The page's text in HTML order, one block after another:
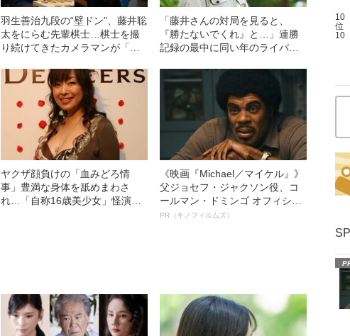
羽生善治九段の“壁ドン”、藤井聡
太をにらむ先輩棋士…棋士を撮
り続けてきたカメラマンが「忘
「藤井さんの対局を見ると、
『勝たないでくれ』と…」連勝
記録の最中に同い年のライバル
ヤクザ顔負けの「血みどろ情
事」豊満な身体を舐めまわさ
れ…「自称16歳美少女」怪演
《映画『Michael／マイケル』》
父ジョセフ・ジャクソン役、コ
ールマン・ドミンゴ オフィシャ
ルインタビュー“観客を魅了した
PR（キノフィルムズ）
10
位
10